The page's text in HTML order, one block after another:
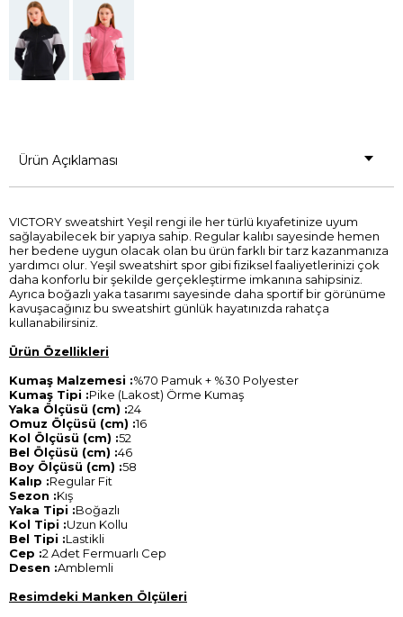
Ürün Açıklaması
VICTORY sweatshirt Yeşil rengi ile her türlü kıyafetinize uyum
sağlayabilecek bir yapıya sahip. Regular kalıbı sayesinde hemen
her bedene uygun olacak olan bu ürün farklı bir tarz kazanmanıza
yardımcı olur. Yeşil sweatshirt spor gibi fiziksel faaliyetlerinizi çok
daha konforlu bir şekilde gerçekleştirme imkanına sahipsiniz.
Ayrıca boğazlı yaka tasarımı sayesinde daha sportif bir görünüme
kavuşacağınız bu sweatshirt günlük hayatınızda rahatça
kullanabilirsiniz.
Ürün Özellikleri
Kumaş Malzemesi :%70 Pamuk + %30 Polyester
Kumaş Tipi :Pike (Lakost) Örme Kumaş
Yaka Ölçüsü (cm) :24
Omuz Ölçüsü (cm) :16
Kol Ölçüsü (cm) :52
Bel Ölçüsü (cm) :46
Boy Ölçüsü (cm) :58
Kalıp :Regular Fit
Sezon :Kış
Yaka Tipi :Boğazlı
Kol Tipi :Uzun Kollu
Bel Tipi :Lastikli
Cep :2 Adet Fermuarlı Cep
Desen :Amblemli
Resimdeki Manken Ölçüleri